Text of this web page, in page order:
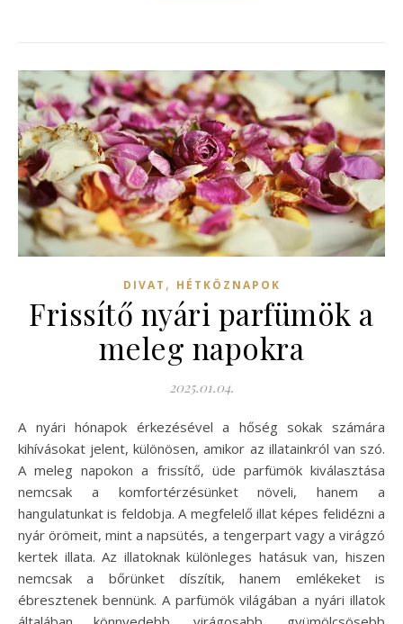
DIVAT , HÉTKÖZNAPOK
Frissítő nyári parfümök a
meleg napokra
2025.01.04.
A nyári hónapok érkezésével a hőség sokak számára
kihívásokat jelent, különösen, amikor az illatainkról van szó.
A meleg napokon a frissítő, üde parfümök kiválasztása
nemcsak a komfortérzésünket növeli, hanem a
hangulatunkat is feldobja. A megfelelő illat képes felidézni a
nyár örömeit, mint a napsütés, a tengerpart vagy a virágzó
kertek illata. Az illatoknak különleges hatásuk van, hiszen
nemcsak a bőrünket díszítik, hanem emlékeket is
ébresztenek bennünk. A parfümök világában a nyári illatok